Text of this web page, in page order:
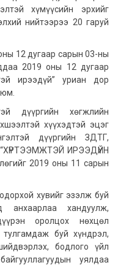
хүмүүсийн эрхийг
нийтээрээ 20 гаруй
12 дугаар сарын 03-ны
2019 оны 12 дугаар
ирээдүй” уриан дор
дүүргийн хөгжлийн
хүүхэдтэй эцэг
дүүргийн ЗДТГ,
“ХҮРТЭЭМЖТЭЙ ИРЭЭДҮЙН
2019 оны 11 сарын
хувийг эзэлж буй
анхаарлаа хандуулж,
оролцох нөхцөл
буй хүндрэл,
бодлого үйл
уялдаа